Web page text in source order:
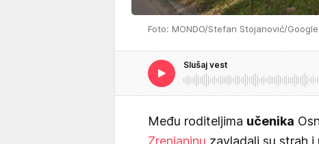
Foto: MONDO/Stefan Stojanović/
Slušaj vest
Među roditeljima učenika
Zrenjaninu zavladali su strah